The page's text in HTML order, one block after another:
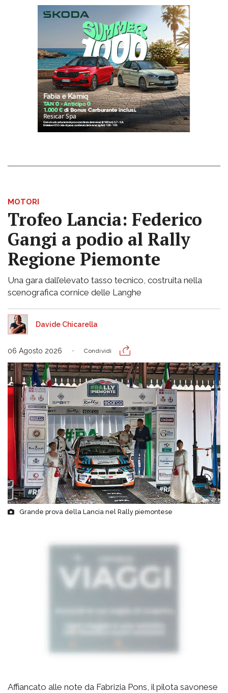
MOTORI
Trofeo Lancia: Federico
Gangi a podio al Rally
Regione Piemonte
Una gara dall’elevato tasso tecnico, costruita nella
scenografica cornice delle Langhe
Davide Chicarella
06 Agosto 2026 Condividi
Grande prova della Lancia nel Rally piemontese
Affiancato alle note da Fabrizia Pons, il pilota savonese